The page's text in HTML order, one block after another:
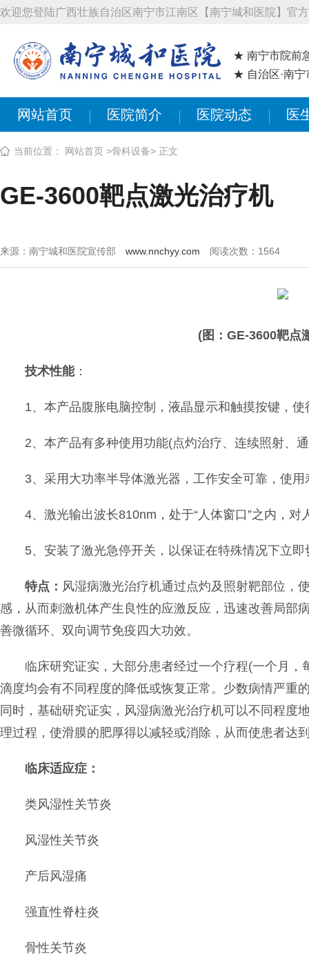
欢迎您登陆广西壮族自治区南宁市江南区【南宁城和医院】官
★ 南宁市院前
★ 自治区·南宁
网站首页 医院简介 医院动态 医
当前位置： 网站首页 >骨科设备> 正文
GE-3600靶点激光治疗机
来源：南宁城和医院宣传部 www.nnchyy.com 阅读次数： 1564
(图：GE-3600靶点
技术性能：
1、本产品腹胀电脑控制，液晶显示和触摸按键，使
2、本产品有多种使用功能(点灼治疗、连续照射、通
3、采用大功率半导体激光器，工作安全可靠，使用
4、激光输出波长810nm，处于“人体窗口”之内，对
5、安装了激光急停开关，以保证在特殊情况下立即
特点： 风湿病激光治疗机通过点灼及照射靶部位，
感，从而刺激机体产生良性的应激反应，迅速改善局部
善微循环、双向调节免疫四大功效。
临床研究证实，大部分患者经过一个疗程(一个月，
滴度均会有不同程度的降低或恢复正常。少数病情严重
同时，基础研究证实，风湿病激光治疗机可以不同程度
理过程，使滑膜的肥厚得以减轻或消除，从而使患者达
临床适应症：
类风湿性关节炎
风湿性关节炎
产后风湿痛
强直性脊柱炎
骨性关节炎